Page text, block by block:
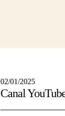
02/01/2025
Canal